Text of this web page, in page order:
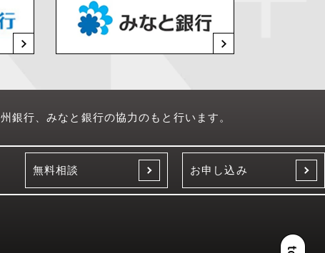
銀行、みなと銀行の協力のもと行います。
無料相談 お申し込み